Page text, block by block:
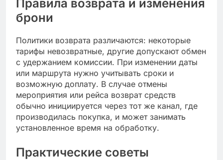
Правила возврата и изменения
брони
Политики возврата различаются: некоторые
тарифы невозвратные, другие допускают обмен
с удержанием комиссии. При изменении даты
или маршрута нужно учитывать сроки и
возможную доплату. В случае отмены
мероприятия или рейса возврат средств
обычно инициируется через тот же канал, где
производилась покупка, и может занимать
установленное время на обработку.
Практические советы